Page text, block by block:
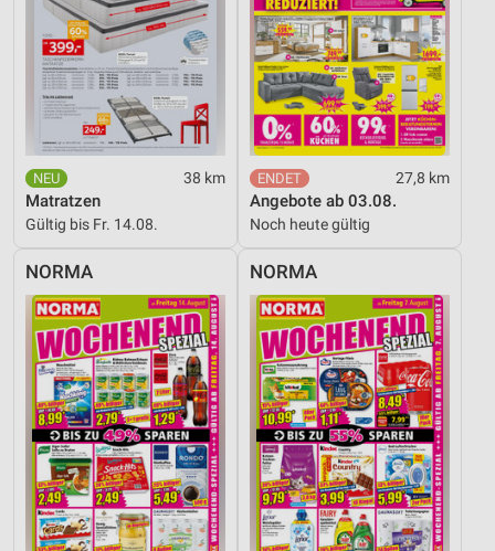
38 km
Matratzen
Gültig bis Fr. 14.08.
27,8 km
Angebote ab 03.08.
Noch heute gültig
NORMA NORMA